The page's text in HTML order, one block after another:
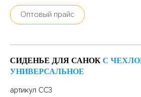
Оптовый прайс
СИДЕНЬЕ ДЛЯ САНОК С
УНИВЕРСАЛЬНОЕ
артикул СС3